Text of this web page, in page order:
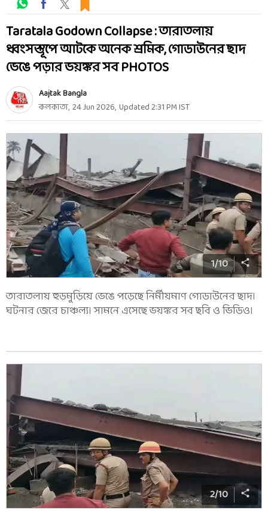
Taratala Godown Collapse : তারাতলায়
ধ্বংসস্তূপে আটকে অনেক শ্রমিক, গোডাউনের ছাদ
ভেঙে পড়ার ভয়ঙ্কর সব PHOTOS
Aajtak Bangla
কলকাতা, 24 Jun 2026, Updated2:31 PMIST
1/10
তারাতলায় হুড়মুড়িয়ে ভেঙে পড়েছে নির্মীয়মাণ গোডাউনের ছাদ।
ঘটনার জেরে চাঞ্চল্য। সামনে এসেছে ভয়ঙ্কর সব ছবি ও ভিডিও।
2/10